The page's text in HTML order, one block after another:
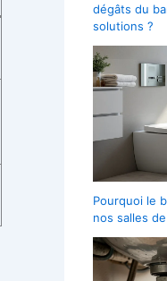
dégâts du
solutions ?
Pourquoi le
nos salles